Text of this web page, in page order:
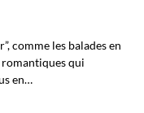
comme les balades en
qui
en…